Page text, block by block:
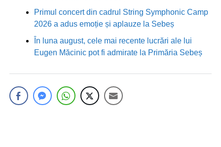
Primul concert din cadrul String Symphonic Camp
2026 a adus emoție și aplauze la Sebeș
În luna august, cele mai recente lucrări ale lui
Eugen Măcinic pot fi admirate la Primăria Sebeș